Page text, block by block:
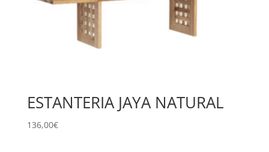
ESTANTERIA JAYA NATURAL
136,00€